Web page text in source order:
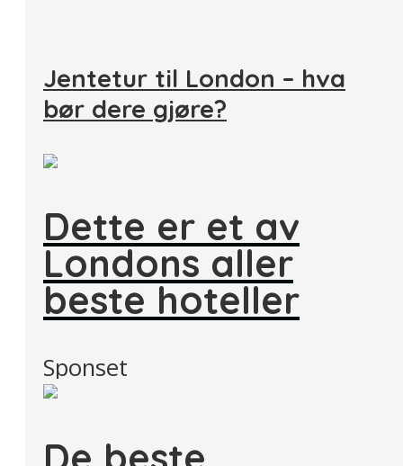
Jentetur til London – hva
bør dere gjøre?
Dette er et av
Londons aller
beste hoteller
Sponset
De beste